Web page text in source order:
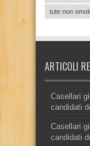
tute non
ARTICOLI
Casellari
candidati
Casellari
candidati